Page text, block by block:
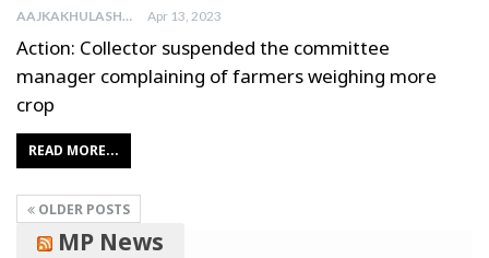
AAJKAKHULASHA Apr 13, 2023
Action: Collector suspended the committee
manager complaining of farmers weighing more
crop
READ MORE...
OLDER POSTS
MP News